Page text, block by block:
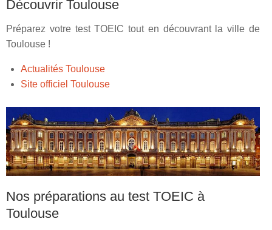
Découvrir Toulouse
Préparez votre test TOEIC tout en découvrant la ville de
Toulouse !
Actualités Toulouse
Site officiel Toulouse
Nos préparations au test TOEIC à
Toulouse